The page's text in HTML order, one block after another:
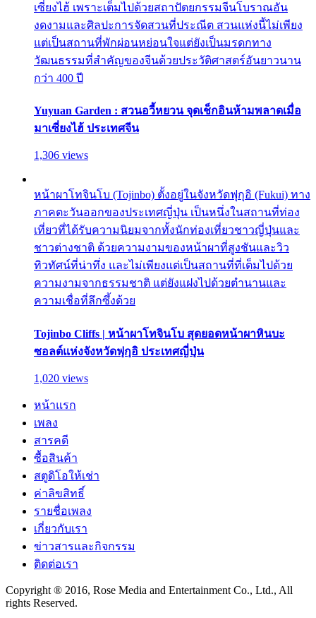
เซี่ยงไฮ้ เพราะเต็มไปด้วยสถาปัตยกรรมจีนโบราณอัน
งดงามและศิลปะการจัดสวนที่ประณีต สวนแห่งนี้ไม่เพียง
แต่เป็นสถานที่พักผ่อนหย่อนใจแต่ยังเป็นมรดกทาง
วัฒนธรรมที่สำคัญของจีนด้วยประวัติศาสตร์อันยาวนาน
กว่า 400 ปี
Yuyuan Garden : สวนอวี้หยวน จุดเช็กอินห้ามพลาดเมื่อ
มาเซี่ยงไฮ้ ประเทศจีน
1,306 views
หน้าผาโทจินโบ (Tojinbo) ตั้งอยู่ในจังหวัดฟุกุอิ (Fukui) ทาง
ภาคตะวันออกของประเทศญี่ปุ่น เป็นหนึ่งในสถานที่ท่อง
เที่ยวที่ได้รับความนิยมจากทั้งนักท่องเที่ยวชาวญี่ปุ่นและ
ชาวต่างชาติ ด้วยความงามของหน้าผาที่สูงชันและวิว
ทิวทัศน์ที่น่าทึ่ง และไม่เพียงแต่เป็นสถานที่ที่เต็มไปด้วย
ความงามจากธรรมชาติ แต่ยังแฝงไปด้วยตำนานและ
ความเชื่อที่ลึกซึ้งด้วย
Tojinbo Cliffs | หน้าผาโทจินโบ สุดยอดหน้าผาหินบะ
ซอลต์แห่งจังหวัดฟุกุอิ ประเทศญี่ปุ่น
1,020 views
หน้าแรก
เพลง
สารคดี
ซื้อสินค้า
สตูดิโอให้เช่า
ค่าลิขสิทธิ์
รายชื่อเพลง
เกี่ยวกับเรา
ข่าวสารและกิจกรรม
ติดต่อเรา
Copyright ® 2016, Rose Media and Entertainment Co., Ltd., All
rights Reserved.